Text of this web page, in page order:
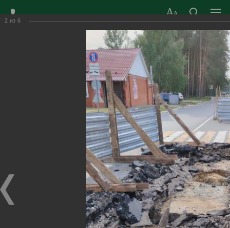
ЗАТО ГОРОД
ВЛАДИМИРСКОЙ
ОФИЦИАЛЬНЫЙ САЙТ
ОРГАНОВ МЕСТНОГО
САМОУПРАВЛЕНИЯ
г. Радужный, 1 квартал, д.55
Адрес здания администрации
radugn@avo.ru
Электронная почта
Главная Фотогалерея › Новости
›
Ремонт канализационного коллектора! 2025
Ремонт канализационного коллектора!
2 из 6